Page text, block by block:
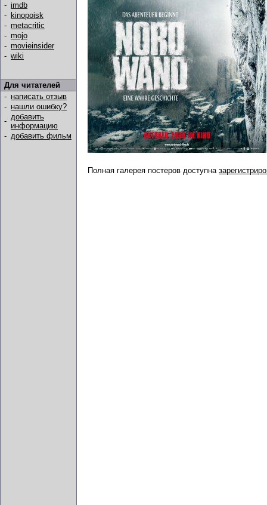
- imdb
- kinopoisk
- metacritic
- mojo
- movieinsider
- wiki
Для читателей
- написать отзыв
- нашли ошибку?
- добавить
информацию
- добавить фильм
Полная галерея постеров доступна